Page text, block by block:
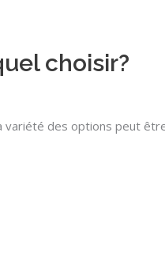
choisir?
des options peut